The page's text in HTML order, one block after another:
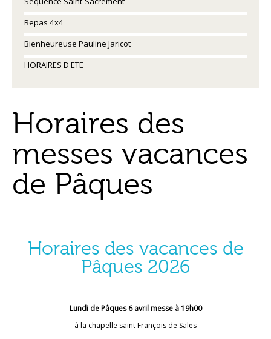
Repas 4x4
Bienheureuse Pauline Jaricot
HORAIRES D'ETE
Horaires des
messes vacances
de Pâques
Horaires des vacances de
Pâques 2026
Lundi de Pâques 6 avril messe à 19h00
à la chapelle saint François de Sales